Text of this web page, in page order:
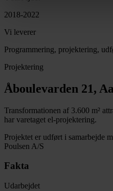
2018-2022
Vi leverer
Programmering, projektering,
Projektering
Åboulevarden 21,
Transformationen af 3.600 m²
har varetaget el-projektering.
Projektet er udført i samarbejde
Poulsen A/S
Fakta
Udarbejdet